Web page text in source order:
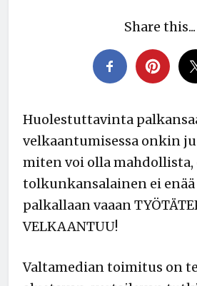
Share this...
Huolestuttavinta
velkaantumisessa onkin
miten voi olla
tolkunkansalainen ei
palkallaan vaaan
VELKAANTUU!
Valtamedian toimitus on